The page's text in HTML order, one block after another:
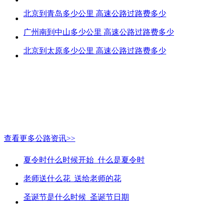
北京到青岛多少公里 高速公路过路费多少
广州南到中山多少公里 高速公路过路费多少
北京到太原多少公里 高速公路过路费多少
查看更多公路资讯>>
夏令时什么时候开始_什么是夏令时
老师送什么花_送给老师的花
圣诞节是什么时候_圣诞节日期